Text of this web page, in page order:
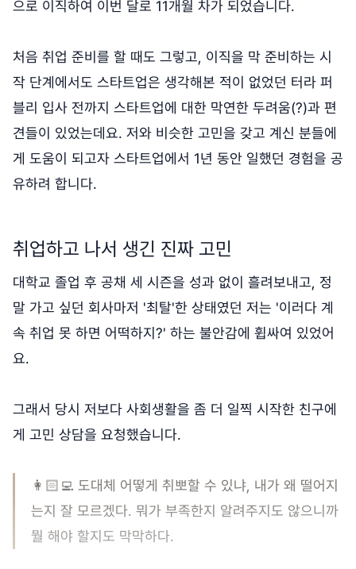
으로 이직하여 이번 달로 11개월 차가 되었습니다.
처음 취업 준비를 할 때도 그렇고, 이직을 막 준비하는 시
작 단계에서도 스타트업은 생각해본 적이 없었던 터라 퍼
블리 입사 전까지 스타트업에 대한 막연한 두려움(?)과 편
견들이 있었는데요. 저와 비슷한 고민을 갖고 계신 분들에
게 도움이 되고자 스타트업에서 1년 동안 일했던 경험을 공
유하려 합니다.
취업하고 나서 생긴 진짜 고민
대학교 졸업 후 공채 세 시즌을 성과 없이 흘려보내고, 정
말 가고 싶던 회사마저 '최탈'한 상태였던 저는 '이러다 계
속 취업 못 하면 어떡하지?' 하는 불안감에 휩싸여 있었어
요.
그래서 당시 저보다 사회생활을 좀 더 일찍 시작한 친구에
게 고민 상담을 요청했습니다.
👩🏻‍💻 도대체 어떻게 취뽀할 수 있냐, 내가 왜 떨어지
는지 잘 모르겠다. 뭐가 부족한지 알려주지도 않으니까
뭘 해야 할지도 막막하다.